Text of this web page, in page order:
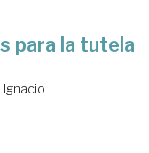
para la tutela
Ignacio